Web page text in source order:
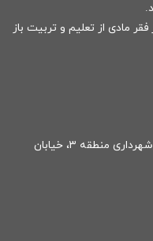
مادی از تعلیم و تربیت باز
نشانی: تهران، خیابان دکتر شریعتی، جنب شهرداری منطقه ۳، خیابان